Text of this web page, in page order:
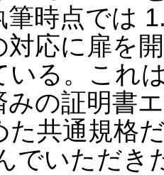
筆時点では
対応に扉を
いる。これ
みの証明書
た共通規格
でいただき